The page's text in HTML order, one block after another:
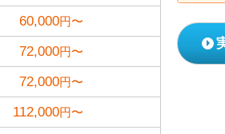
60,000円〜
72,000円〜
72,000円〜
112,000円〜